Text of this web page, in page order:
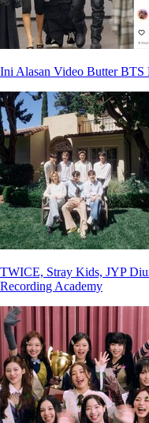
Ini Alasan Video Butter BTS
TWICE, Stray Kids, JYP
Recording Academy